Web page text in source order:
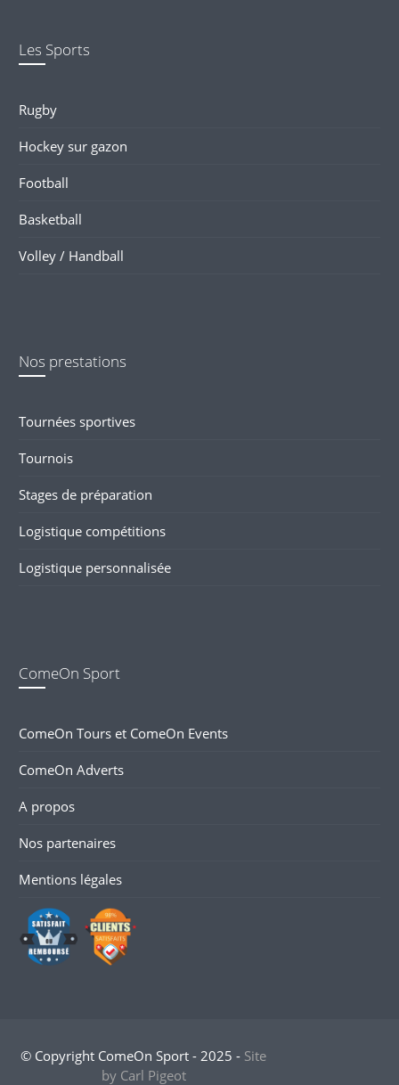
Les Sports
Rugby
Hockey sur gazon
Football
Basketball
Volley / Handball
Nos prestations
Tournées sportives
Tournois
Stages de préparation
Logistique compétitions
Logistique personnalisée
ComeOn Sport
ComeOn Tours et ComeOn Events
ComeOn Adverts
A propos
Nos partenaires
Mentions légales
© Copyright ComeOn Sport - 2025 - Site
by Carl Pigeot